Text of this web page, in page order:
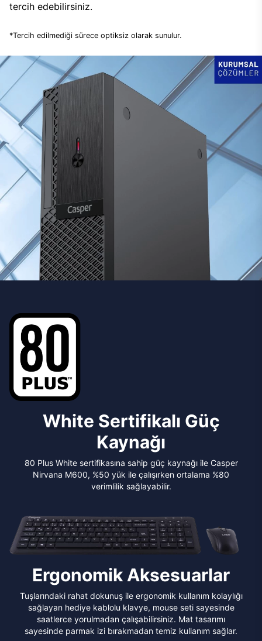
tercih edebilirsiniz.
*Tercih edilmediği sürece optiksiz olarak sunulur.
White Sertifikalı Güç
Kaynağı
80 Plus White sertifikasına sahip güç kaynağı ile Casper
Nirvana M600, %50 yük ile çalışırken ortalama %80
verimlilik sağlayabilir.
Ergonomik Aksesuarlar
Tuşlarındaki rahat dokunuş ile ergonomik kullanım kolaylığı
sağlayan hediye kablolu klavye, mouse seti sayesinde
saatlerce yorulmadan çalışabilirsiniz. Mat tasarımı
sayesinde parmak izi bırakmadan temiz kullanım sağlar.